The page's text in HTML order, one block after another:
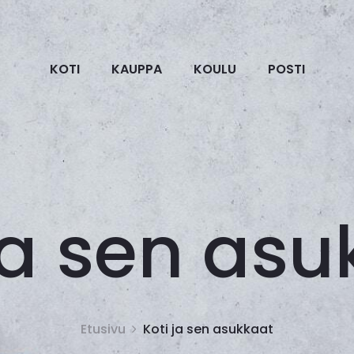
KOTI KAUPPA KOULU POSTI
sen
Etusivu Koti ja sen asukkaat